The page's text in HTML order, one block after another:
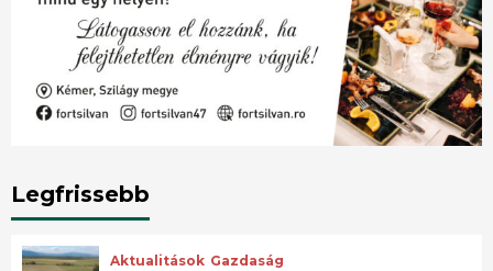
Legfrissebb
Aktualitások Gazdaság